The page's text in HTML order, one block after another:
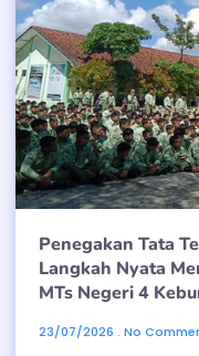
Penegakan Tata
Langkah Nyata
MTs Negeri 4
23/07/2026 No